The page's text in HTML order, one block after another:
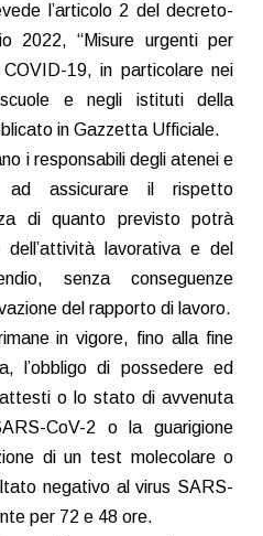
l’articolo 2 del decreto-
2022, “Misure urgenti per
COVID-19, in particolare nei
e negli istituti della
in Gazzetta Ufficiale.
i responsabili degli atenei e
ad assicurare il rispetto
di quanto previsto potrà
lavorativa e del
senza conseguenze
del rapporto di lavoro.
in vigore, fino alla fine
l’obbligo di possedere ed
o lo stato di avvenuta
CoV-2 o la guarigione
di un test molecolare o
negativo al virus SARS-
per 72 e 48 ore.